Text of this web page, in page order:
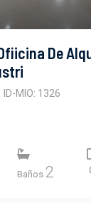
De
ID-MIO: 1326
Baños 2